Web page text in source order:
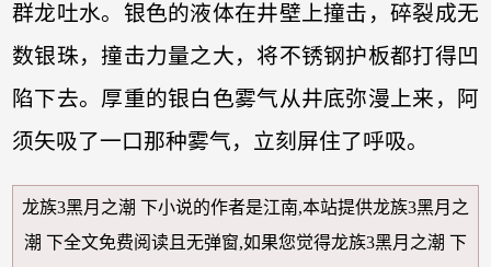
群龙吐水。银色的液体在井壁上撞击，碎裂成无
数银珠，撞击力量之大，将不锈钢护板都打得凹
陷下去。厚重的银白色雾气从井底弥漫上来，阿
须矢吸了一口那种雾气，立刻屏住了呼吸。
龙族3黑月之潮 下小说的作者是江南,本站提供龙族3黑月之
潮 下全文免费阅读且无弹窗,如果您觉得龙族3黑月之潮 下